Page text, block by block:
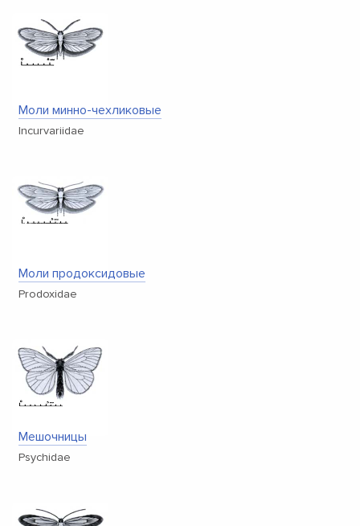
Моли минно-чехликовые
Incurvariidae
Моли продоксидовые
Prodoxidae
Мешочницы
Psychidae